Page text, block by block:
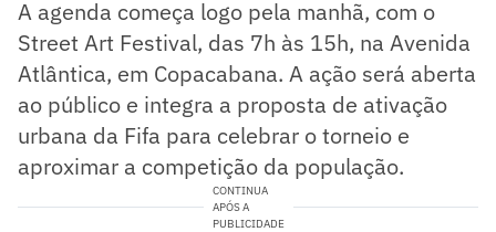
A agenda começa logo pela manhã, com o
Street Art Festival, das 7h às 15h, na Avenida
Atlântica, em Copacabana. A ação será aberta
ao público e integra a proposta de ativação
urbana da Fifa para celebrar o torneio e
aproximar a competição da população.
CONTINUA
APÓS A
PUBLICIDADE